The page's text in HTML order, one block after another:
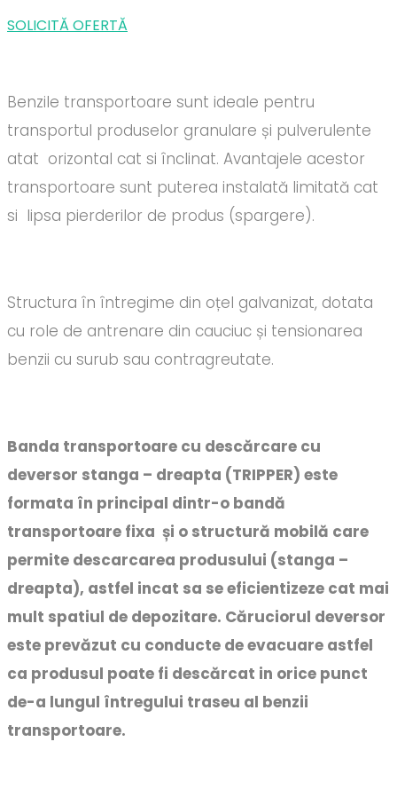
SOLICITĂ OFERTĂ
Benzile transportoare sunt ideale pentru
transportul produselor granulare și pulverulente
atat orizontal cat si înclinat. Avantajele acestor
transportoare sunt puterea instalată limitată cat
si lipsa pierderilor de produs (spargere).
Structura în întregime din oțel galvanizat, dotata
cu role de antrenare din cauciuc și tensionarea
benzii cu surub sau contragreutate.
Banda transportoare cu descărcare cu
deversor stanga – dreapta (TRIPPER) este
formata în principal dintr-o bandă
transportoare fixa și o structură mobilă care
permite descarcarea produsului (stanga –
dreapta), astfel incat sa se eficientizeze cat mai
mult spatiul de depozitare. Căruciorul deversor
este prevăzut cu conducte de evacuare astfel
ca produsul poate fi descărcat in orice punct
de-a lungul întregului traseu al benzii
transportoare.